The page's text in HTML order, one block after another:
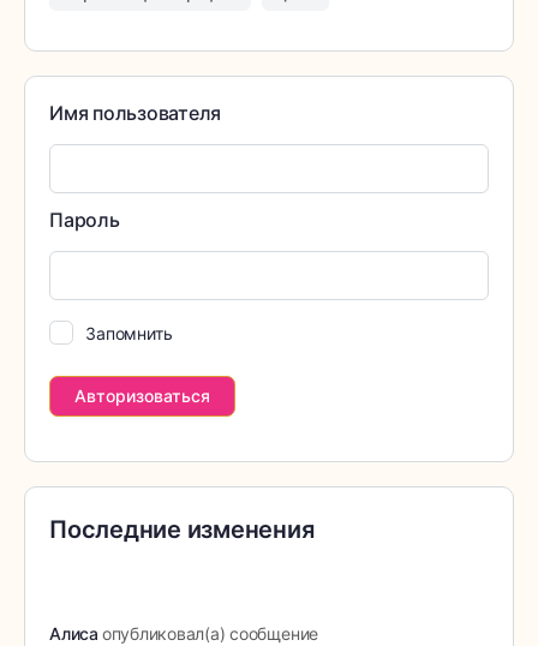
Имя пользователя
Пароль
Запомнить
Последние изменения
Алиса опубликовал(а) сообщение